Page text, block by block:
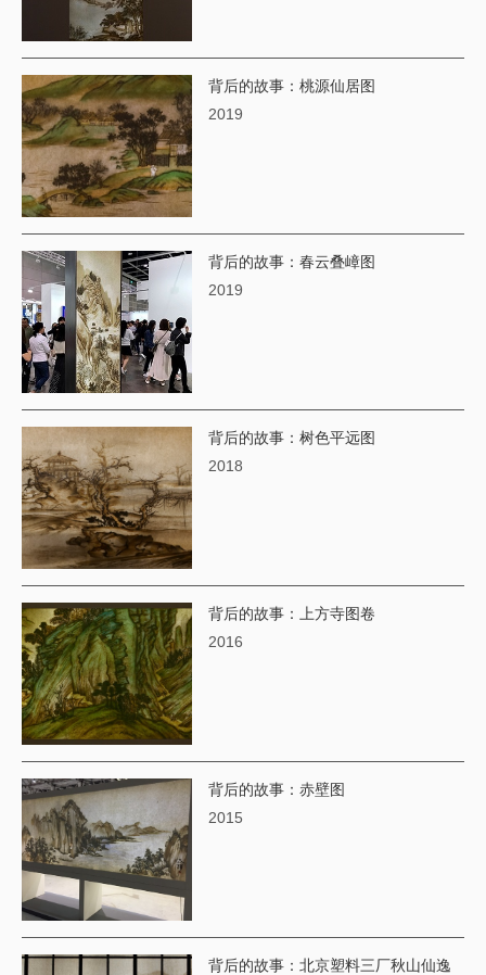
背后的故事：桃源仙居图
2019
背后的故事：春云叠嶂图
2019
背后的故事：树色平远图
2018
背后的故事：上方寺图卷
2016
背后的故事：赤壁图
2015
背后的故事：北京塑料三厂秋山仙逸